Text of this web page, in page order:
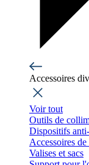
Accessoires
Voir tout
Outils de
Dispositifs
Accessoires
Valises et sacs